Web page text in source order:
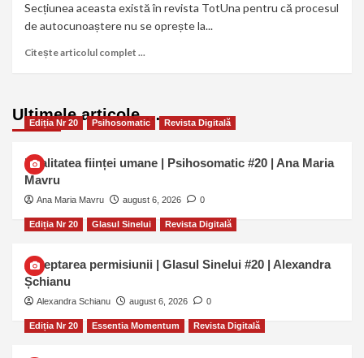
Secțiunea aceasta există în revista TotUna pentru că procesul
de autocunoaștere nu se oprește la...
Citește articolul complet ...
Ultimele articole …
Ediția Nr 20 Psihosomatic Revista Digitală
Dualitatea ființei umane | Psihosomatic #20 | Ana Maria
Mavru
Ana Maria Mavru august 6, 2026 0
Ediția Nr 20 Glasul Sinelui Revista Digitală
Așteptarea permisiunii | Glasul Sinelui #20 | Alexandra
Șchianu
Alexandra Schianu august 6, 2026 0
Ediția Nr 20 Essentia Momentum Revista Digitală